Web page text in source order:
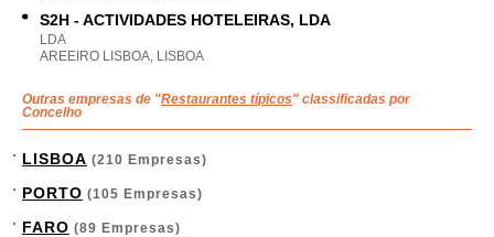
S2H - ACTIVIDADES HOTELEIRAS, LDA
LDA
AREEIRO LISBOA, LISBOA
Outras empresas de "Restaurantes típicos" classificadas por
Concelho
LISBOA (210 Empresas)
PORTO (105 Empresas)
FARO (89 Empresas)